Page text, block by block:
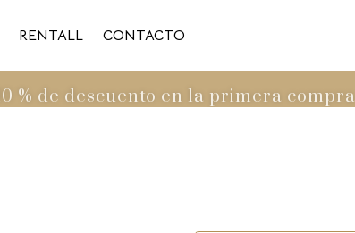
RENTALL CONTACTO
% de descuento en la primera compra